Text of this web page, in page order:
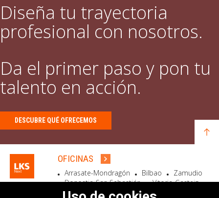
Diseña tu trayectoria
profesional con nosotros.
Da el primer paso y pon tu
talento en acción.
DESCUBRE QUÉ OFRECEMOS
OFICINAS
Arrasate-Mondragón Bilbao
Zamudio
Donostia-San Sebastián
Vitoria-Gasteiz
Madrid
El Astillero Bidart